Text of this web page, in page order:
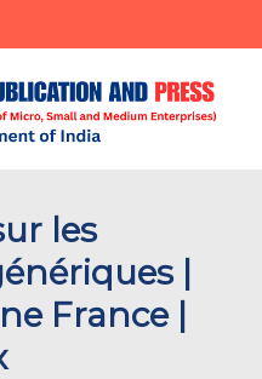
les
|
France |